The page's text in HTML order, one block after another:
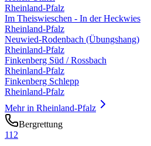
Rheinland-Pfalz
Im Theiswieschen - In der Heckwies
Rheinland-Pfalz
Neuwied-Rodenbach (Übungshang)
Rheinland-Pfalz
Finkenberg Süd / Rossbach
Rheinland-Pfalz
Finkenberg Schlepp
Rheinland-Pfalz
Mehr in Rheinland-Pfalz
Bergrettung
112